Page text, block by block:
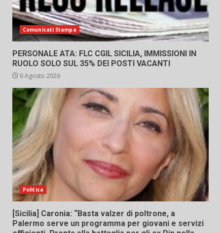
Comunicati Stampa
PERSONALE ATA: FLC CGIL SICILIA, IMMISSIONI IN
RUOLO SOLO SUL 35% DEI POSTI VACANTI
6 Agosto 2026
Politica
[Sicilia] Caronia: “Basta valzer di poltrone, a
Palermo serve un programma per giovani e servizi